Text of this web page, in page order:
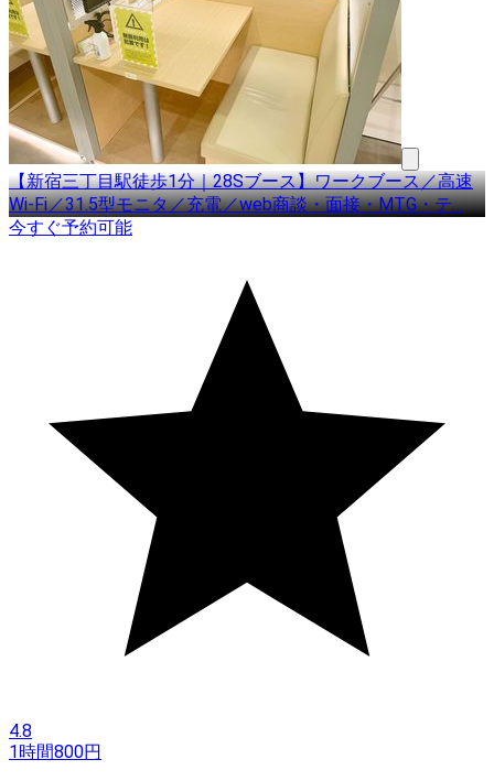
【新宿三丁目駅徒歩1分｜28Sブース】ワークブース／高速
Wi-Fi／31.5型モニタ／充電／web商談・面接・MTG・テ…
今すぐ予約可能
4.8
1時間800円